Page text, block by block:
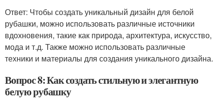
Ответ: Чтобы создать уникальный дизайн для белой
рубашки, можно использовать различные источники
вдохновения, такие как природа, архитектура, искусство,
мода и т.д. Также можно использовать различные
техники и материалы для создания уникального дизайна.
Вопрос 8: Как создать стильную и элегантную
белую рубашку